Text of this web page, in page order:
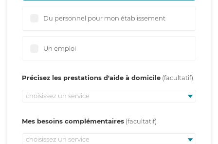
Du personnel pour mon établissement
Un emploi
Précisez les prestations d'aide à domicile
choisissez un service
Mes besoins complémentaires
choisissez un service